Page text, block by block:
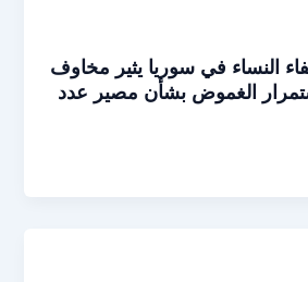
النساء في سوريا يثير مخاوف
الغموض بشأن مصير عدد